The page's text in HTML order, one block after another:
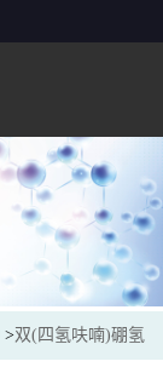
>双(四氢呋喃)硼氢